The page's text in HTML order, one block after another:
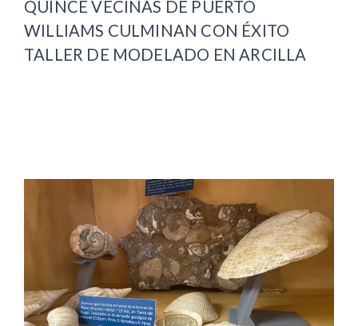
QUINCE VECINAS DE PUERTO
WILLIAMS CULMINAN CON ÉXITO
TALLER DE MODELADO EN ARCILLA